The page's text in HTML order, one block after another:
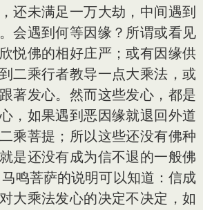
还未满足一万大劫，中间遇到
会遇到何等因缘？所谓或看见
悦佛的相好庄严；或有因缘供
二乘行者教导一点大乘法，或
著发心。然而这些发心，都是
，如果遇到恶因缘就退回外道
乘菩提；所以这些还没有佛种
是还没有成为信不退的一般佛
鸣菩萨的说明可以知道：信成
大乘法发心的决定不决定，如